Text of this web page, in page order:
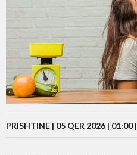
PRISHTINË | 05 QER 2026 | 01:00 |